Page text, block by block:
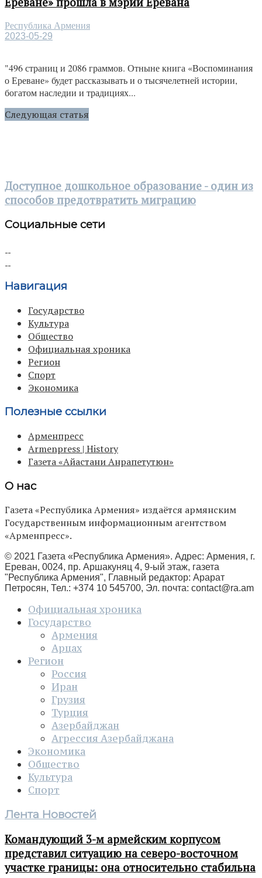
Республика Армения
2023-05-29
"496 страниц и 2086 граммов. Отныне книга «Воспоминания
о Ереване» будет рассказывать и о тысячелетней истории,
богатом наследии и традициях...
Следующая статья
Доступное дошкольное образование - один из
способов предотвратить миграцию
Социальные сети
Навигация
Государство
Культура
Общество
Официальная хроника
Регион
Спорт
Экономика
Полезные ссылки
Арменпресс
Armenpress | History
Газета «Айастани Анрапетутюн»
О нас
Газета «Республика Армения» издаётся армянским
Государственным информационным агентством
«Арменпресс».
© 2021 Газета «Республика Армения». Адрес: Армения, г.
Ереван, 0024, пр. Аршакуняц 4, 9-ый этаж, газета
"Республика Армения", Главный редактор: Арарат
Петросян, Тел.: +374 10 545700, Эл. почта: contact@ra.am
Официальная хроника
Государство
Армения
Арцах
Регион
Россия
Иран
Грузия
Турция
Азербайджан
Агрессия Азербайджана
Экономика
Общество
Культура
Спорт
Лента Новостей
Командующий 3-м армейским корпусом
представил ситуацию на северо-восточном
участке границы: она относительно стабильна